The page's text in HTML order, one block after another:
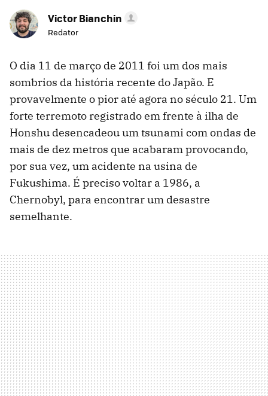
Victor Bianchin
Redator
O dia 11 de março de 2011 foi um dos mais
sombrios da história recente do Japão. E
provavelmente o pior até agora no século 21. Um
forte terremoto registrado em frente à ilha de
Honshu desencadeou um tsunami com ondas de
mais de dez metros que acabaram provocando,
por sua vez, um acidente na usina de
Fukushima. É preciso voltar a 1986, a
Chernobyl, para encontrar um desastre
semelhante.